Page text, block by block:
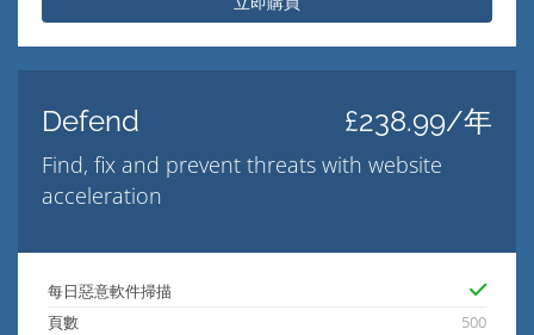
Defend £238.99/年
Find, fix and prevent threats with website
acceleration
每日惡意軟件掃描
頁數
500